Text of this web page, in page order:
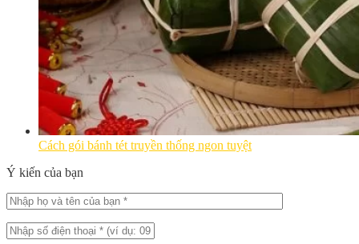
Cách gói bánh tét truyền thống ngon tuyệt
Ý kiến của bạn